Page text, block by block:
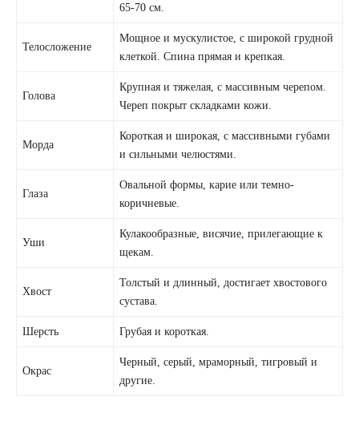
65-70 см.
Телосложение
Мощное и мускулистое, с широкой грудной
клеткой. Спина прямая и крепкая.
Голова
Крупная и тяжелая, с массивным черепом.
Череп покрыт складками кожи.
Морда
Короткая и широкая, с массивными губами
и сильными челюстями.
Глаза
Овальной формы, карие или темно-
коричневые.
Уши
Кулакообразные, висячие, прилегающие к
щекам.
Хвост
Толстый и длинный, достигает хвостового
сустава.
Шерсть Грубая и короткая.
Окрас
Черный, серый, мраморный, тигровый и
другие.